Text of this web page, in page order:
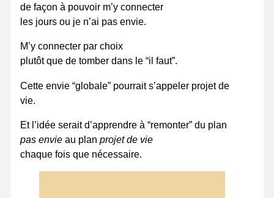
de façon à pouvoir m’y connecter
les jours ou je n’ai pas envie.
M’y connecter par choix
plutôt que de tomber dans le “il faut”.
Cette envie “globale” pourrait s’appeler projet de
vie.
Et l’idée serait d’apprendre à “remonter” du plan
pas envie au planprojet de vie
chaque fois que nécessaire.